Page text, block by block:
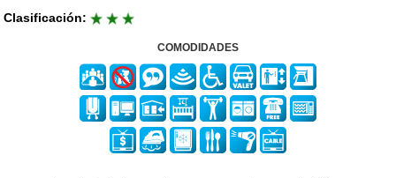
Clasificación:
COMODIDADES